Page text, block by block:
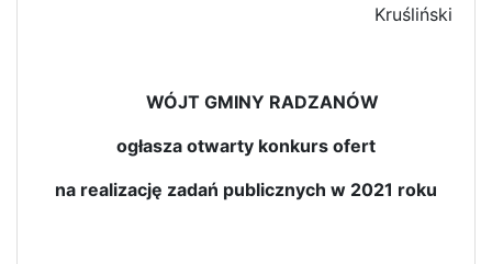
Kruśliński
WÓJT GMINY RADZANÓW
ogłasza otwarty konkurs ofert
na realizację zadań publicznych w 2021 roku